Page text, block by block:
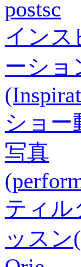
postsc
インス
ーショ
ショー
写真
ティル
ッスン